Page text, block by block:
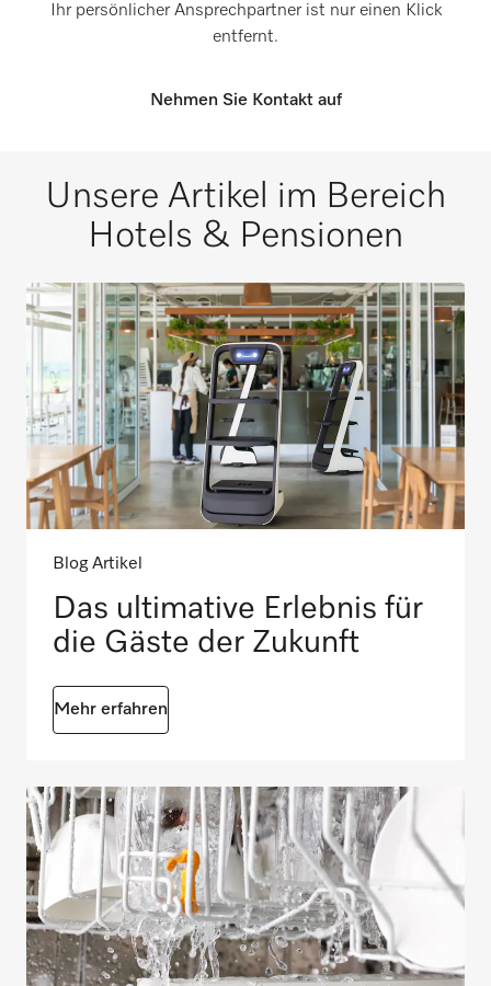
Ihr persönlicher Ansprechpartner ist nur einen Klick
entfernt.
Nehmen Sie Kontakt auf
Unsere Artikel im Bereich
Hotels & Pensionen
Blog Artikel
Das ultimative Erlebnis für
die Gäste der Zukunft
Mehr erfahren